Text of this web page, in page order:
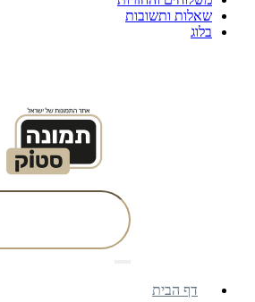
שאלות ותשובות
בלוג
דף הבית